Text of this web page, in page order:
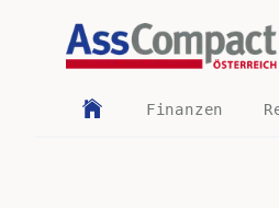
Finanzen